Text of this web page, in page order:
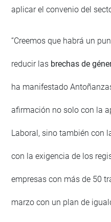
aplicar el convenio del
“Creemos que habrá un
reducir las brechas de
ha manifestado
afirmación no solo con la
Laboral, sino también con
con la exigencia de los
empresas con más de 50
marzo con un plan de